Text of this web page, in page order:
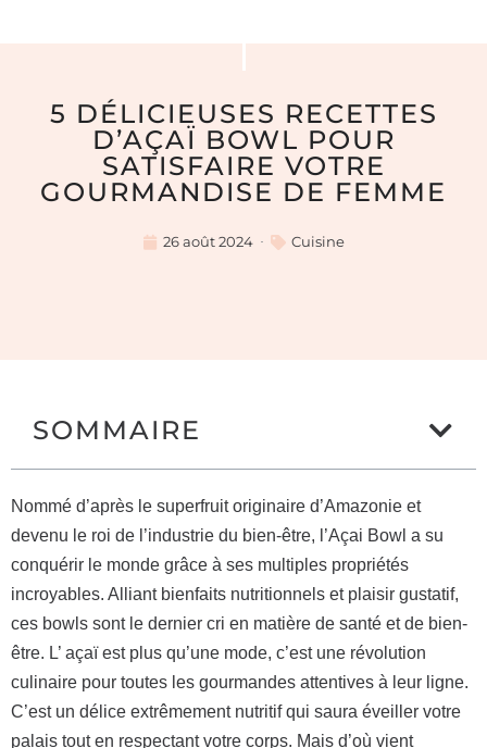
5 DÉLICIEUSES RECETTES
D’AÇAÏ BOWL POUR
SATISFAIRE VOTRE
GOURMANDISE DE FEMME
26 août 2024 Cuisine
SOMMAIRE
Nommé d’après le superfruit originaire d’Amazonie et
devenu le roi de l’industrie du bien-être, l’Açai Bowl a su
conquérir le monde grâce à ses multiples propriétés
incroyables. Alliant bienfaits nutritionnels et plaisir gustatif,
ces bowls sont le dernier cri en matière de santé et de bien-
être. L’ açaï est plus qu’une mode, c’est une révolution
culinaire pour toutes les gourmandes attentives à leur ligne.
C’est un délice extrêmement nutritif qui saura éveiller votre
palais tout en respectant votre corps. Mais d’où vient